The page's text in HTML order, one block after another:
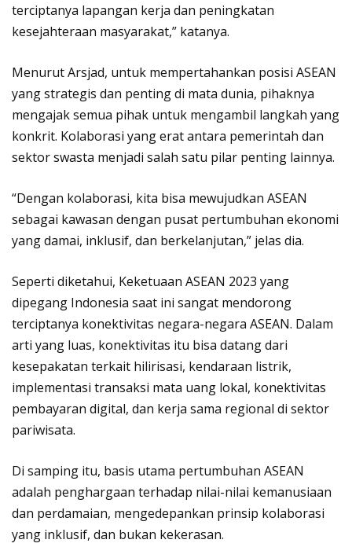
terciptanya lapangan kerja dan peningkatan
kesejahteraan masyarakat,” katanya.
Menurut Arsjad, untuk mempertahankan posisi ASEAN
yang strategis dan penting di mata dunia, pihaknya
mengajak semua pihak untuk mengambil langkah yang
konkrit. Kolaborasi yang erat antara pemerintah dan
sektor swasta menjadi salah satu pilar penting lainnya.
“Dengan kolaborasi, kita bisa mewujudkan ASEAN
sebagai kawasan dengan pusat pertumbuhan ekonomi
yang damai, inklusif, dan berkelanjutan,” jelas dia.
Seperti diketahui, Keketuaan ASEAN 2023 yang
dipegang Indonesia saat ini sangat mendorong
terciptanya konektivitas negara-negara ASEAN. Dalam
arti yang luas, konektivitas itu bisa datang dari
kesepakatan terkait hilirisasi, kendaraan listrik,
implementasi transaksi mata uang lokal, konektivitas
pembayaran digital, dan kerja sama regional di sektor
pariwisata.
Di samping itu, basis utama pertumbuhan ASEAN
adalah penghargaan terhadap nilai-nilai kemanusiaan
dan perdamaian, mengedepankan prinsip kolaborasi
yang inklusif, dan bukan kekerasan.